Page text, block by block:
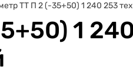
ТТ П 2 (-35+50) 1 240 253
1